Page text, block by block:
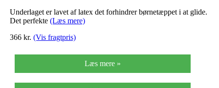
Underlaget er lavet af latex det forhindrer børnetæppet i at glide.
Det perfekte (Læs mere)
366 kr. (Vis fragtpris)
Læs mere »